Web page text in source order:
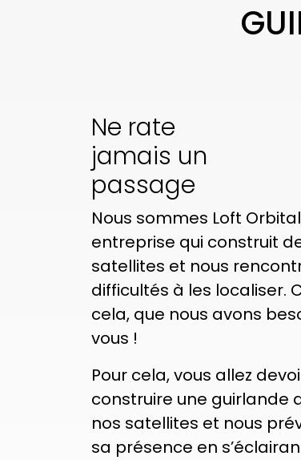
Ne rate
jamais un
passage
Nous sommes Loft
entreprise qui construit
satellites et nous
difficultés à les localiser.
cela, que nous avons
vous !
Pour cela, vous allez
construire une guirlande
nos satellites et nous
sa présence en